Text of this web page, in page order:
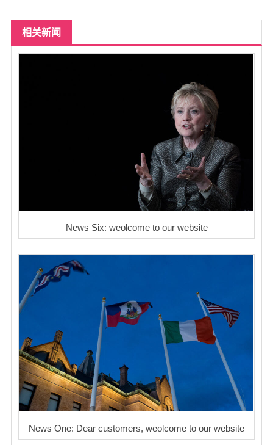
相关新闻
News Six: weolcome to our website
News One: Dear customers, weolcome to our website